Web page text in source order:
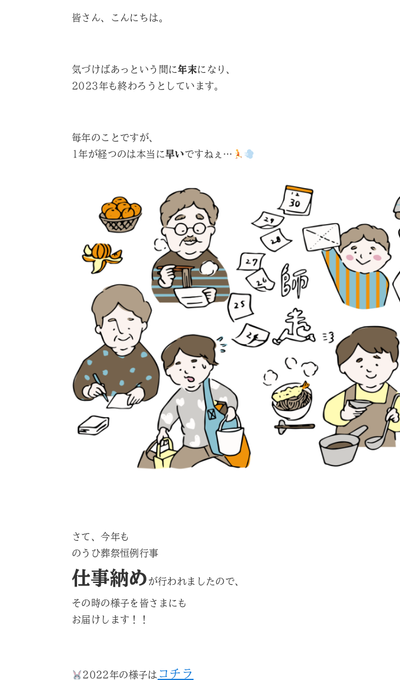
皆さん、こんにちは。
気づけばあっという間に年末になり、
2023年も終わろうとしています。
毎年のことですが、
1年が経つのは本当に早いですねぇ…
さて、今年も
のうひ葬祭恒例行事
仕事納め が行われましたので、
その時の様子を皆さまにも
お届けします！！
2022年の様子は コチラ